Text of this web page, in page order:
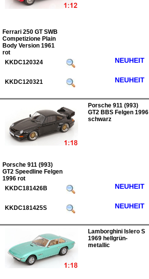
Ferrari 250 GT SWB
Competizione Plain
Body Version 1961
rot
KKDC120324
NEUHEIT
KKDC120321 NEUHEIT
Porsche 911 (993)
GT2 BBS Felgen 1996
schwarz
Porsche 911 (993)
GT2 Speedline Felgen
1996 rot
KKDC181426B
NEUHEIT
KKDC181425S NEUHEIT
Lamborghini Islero S
1969 hellgrün-
metallic